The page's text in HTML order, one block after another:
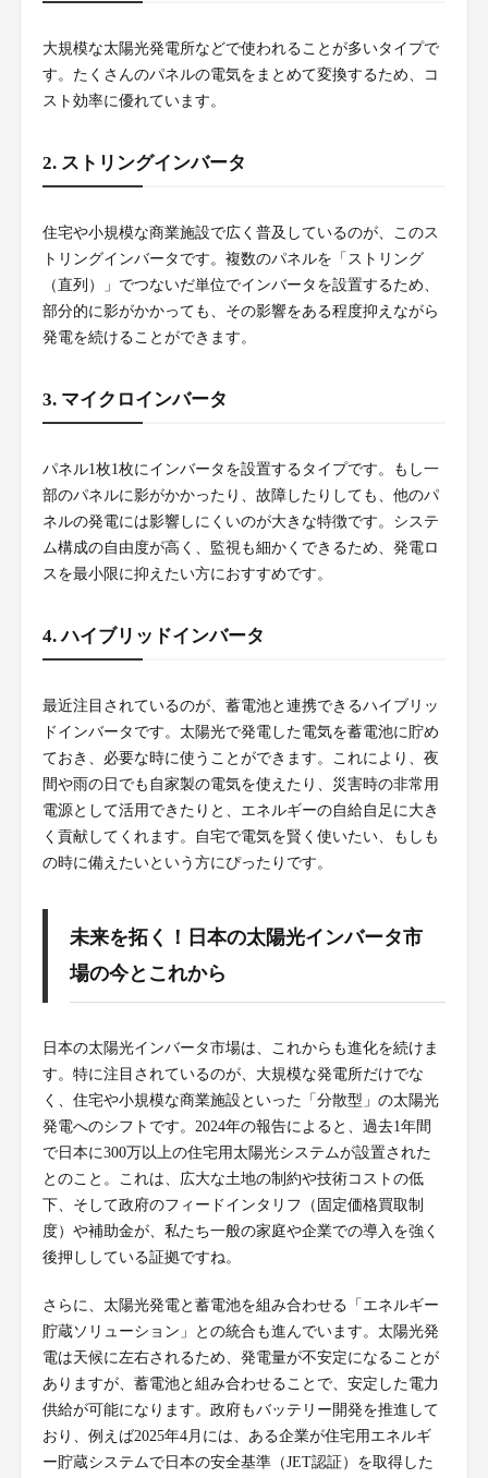
大規模な太陽光発電所などで使われることが多いタイプで
す。たくさんのパネルの電気をまとめて変換するため、コ
スト効率に優れています。
2. ストリングインバータ
住宅や小規模な商業施設で広く普及しているのが、このス
トリングインバータです。複数のパネルを「ストリング
（直列）」でつないだ単位でインバータを設置するため、
部分的に影がかかっても、その影響をある程度抑えながら
発電を続けることができます。
3. マイクロインバータ
パネル1枚1枚にインバータを設置するタイプです。もし一
部のパネルに影がかかったり、故障したりしても、他のパ
ネルの発電には影響しにくいのが大きな特徴です。システ
ム構成の自由度が高く、監視も細かくできるため、発電ロ
スを最小限に抑えたい方におすすめです。
4. ハイブリッドインバータ
最近注目されているのが、蓄電池と連携できるハイブリッ
ドインバータです。太陽光で発電した電気を蓄電池に貯め
ておき、必要な時に使うことができます。これにより、夜
間や雨の日でも自家製の電気を使えたり、災害時の非常用
電源として活用できたりと、エネルギーの自給自足に大き
く貢献してくれます。自宅で電気を賢く使いたい、もしも
の時に備えたいという方にぴったりです。
未来を拓く！日本の太陽光インバータ市
場の今とこれから
日本の太陽光インバータ市場は、これからも進化を続けま
す。特に注目されているのが、大規模な発電所だけでな
く、住宅や小規模な商業施設といった「分散型」の太陽光
発電へのシフトです。2024年の報告によると、過去1年間
で日本に300万以上の住宅用太陽光システムが設置された
とのこと。これは、広大な土地の制約や技術コストの低
下、そして政府のフィードインタリフ（固定価格買取制
度）や補助金が、私たち一般の家庭や企業での導入を強く
後押ししている証拠ですね。
さらに、太陽光発電と蓄電池を組み合わせる「エネルギー
貯蔵ソリューション」との統合も進んでいます。太陽光発
電は天候に左右されるため、発電量が不安定になることが
ありますが、蓄電池と組み合わせることで、安定した電力
供給が可能になります。政府もバッテリー開発を推進して
おり、例えば2025年4月には、ある企業が住宅用エネルギ
ー貯蔵システムで日本の安全基準（JET認証）を取得した